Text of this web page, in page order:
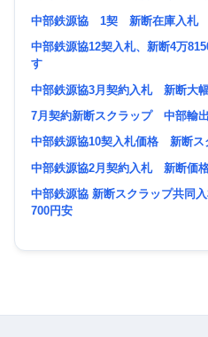
中部鉄源協 1契 新断在庫入札
中部鉄源協12契入札、新断4万
す
中部鉄源協3月契約入札 新断大
7月契約新断スクラップ 中部輸
中部鉄源協10契入札価格 新断ス
中部鉄源協2月契約入札 新断価
中部鉄源協 新断スクラップ共同
700円安